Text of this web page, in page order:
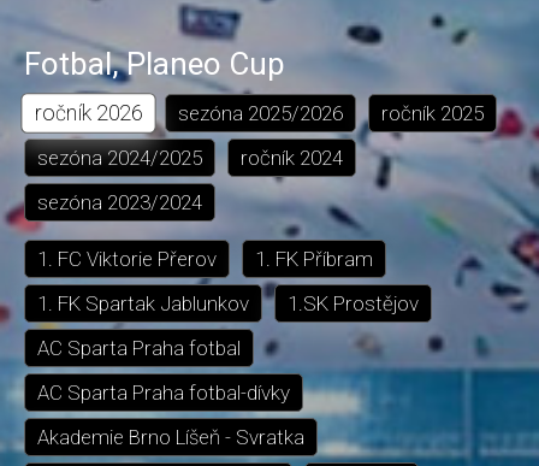
Fotbal,Planeo Cup
ročník 2026 sezóna 2025/2026 ročník 2025
sezóna 2024/2025 ročník 2024
sezóna 2023/2024
1. FC Viktorie Přerov
1. FK Příbram
1. FK Spartak Jablunkov
1.SK Prostějov
AC Sparta Praha fotbal
AC Sparta Praha fotbal-dívky
Akademie Brno Líšeň - Svratka